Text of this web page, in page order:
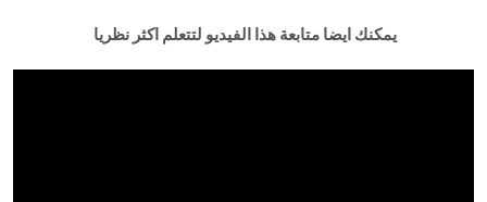
يمكنك ايضا متابعة هذا الفيديو لتتعلم اكثر نظريا